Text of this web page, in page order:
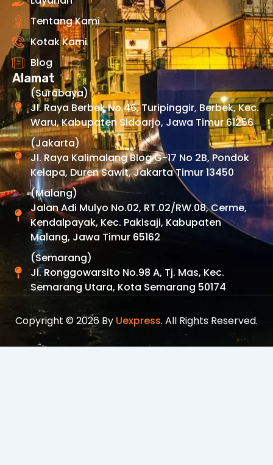
Tentang Kami
Kotak Kami
Blog
Alamat
(Surabaya)
Jl. Raya Berbek No.46, Turipinggir, Berbek, Kec.
Waru, Kabupaten Sidoarjo, Jawa Timur 61256
(Jakarta)
Jl. Raya Kalimalang Blog G-17 No 2B, Pondok
Kelapa, Duren Sawit, Jakarta Timur 13450
(Malang)
Jalan Adi Mulyo No.02, RT.02/RW.08, Cerme,
Kendalpayak, Kec. Pakisaji, Kabupaten
Malang, Jawa Timur 65162
(Semarang)
Jl. Ronggowarsito No.98 A, Tj. Mas, Kec.
Semarang Utara, Kota Semarang 50174
Copyright © 2026 By Uexpress. All Rights Reserved.